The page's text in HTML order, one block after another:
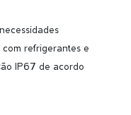
refrigerantes e
IP67 de acordo